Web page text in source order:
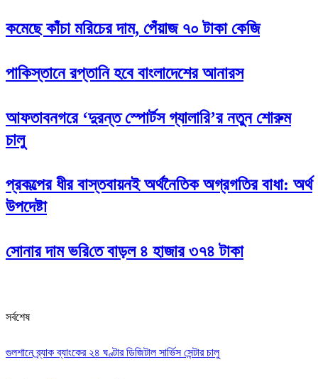
কমেছে কাঁচা মরিচের দাম, পেঁয়াজ ৭০ টাকা কেজি
পাকিস্তানে রপ্তানি হবে বাংলাদেশের আনারস
আফতাবনগরে ‘দুরন্ত স্পোর্টস গ্যালারি’র নতুন শোরুম
চালু
প্রকল্পের ধীর বাস্তবায়নই অর্থনৈতিক অগ্রগতির বাধা: অর্থ
উপদেষ্টা
সোনার দাম ভ‌রি‌তে বাড়ল ৪ হাজার ৩৭৪ টাকা
সর্বশেষ
গুলশানে ব্র্যাক ব্যাংকের ২৪ ঘণ্টার ডিজিটাল সার্ভিস সেন্টার চালু